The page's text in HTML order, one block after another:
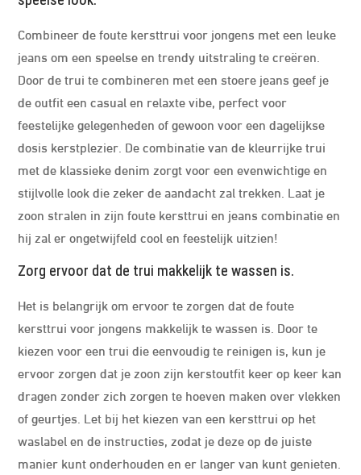
Combineer de foute kersttrui voor jongens met een leuke
jeans om een speelse en trendy uitstraling te creëren.
Door de trui te combineren met een stoere jeans geef je
de outfit een casual en relaxte vibe, perfect voor
feestelijke gelegenheden of gewoon voor een dagelijkse
dosis kerstplezier. De combinatie van de kleurrijke trui
met de klassieke denim zorgt voor een evenwichtige en
stijlvolle look die zeker de aandacht zal trekken. Laat je
zoon stralen in zijn foute kersttrui en jeans combinatie en
hij zal er ongetwijfeld cool en feestelijk uitzien!
Zorg ervoor dat de trui makkelijk te wassen is.
Het is belangrijk om ervoor te zorgen dat de foute
kersttrui voor jongens makkelijk te wassen is. Door te
kiezen voor een trui die eenvoudig te reinigen is, kun je
ervoor zorgen dat je zoon zijn kerstoutfit keer op keer kan
dragen zonder zich zorgen te hoeven maken over vlekken
of geurtjes. Let bij het kiezen van een kersttrui op het
waslabel en de instructies, zodat je deze op de juiste
manier kunt onderhouden en er langer van kunt genieten.